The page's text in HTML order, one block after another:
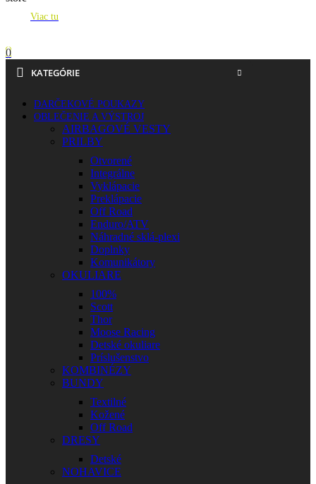
Viac tu
0
KATEGÓRIE
DARČEKOVÉ POUKAZY
OBLEČENIE A VÝSTROJ
AIRBAGOVÉ VESTY
PRILBY
Otvorené
Integrálne
Vyklápacie
Preklápacie
Off Road
Enduro/ATV
Náhradné sklá-plexi
Doplnky
Komunikátory
OKULIARE
100%
Scott
Thor
Moose Racing
Detské okuliare
Príslušenstvo
KOMBINÉZY
BUNDY
Textilné
Kožené
Off Road
DRESY
Detské
NOHAVICE